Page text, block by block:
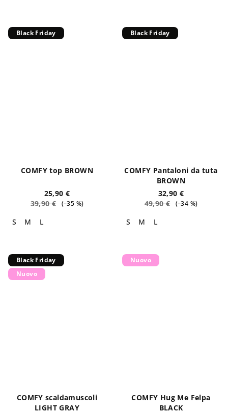
Black Friday
COMFY top BROWN
25,90 €
39,90 €
(–35 %)
S M L
Black Friday
COMFY Pantaloni da tuta
BROWN
32,90 €
49,90 €
(–34 %)
S M L
Black Friday
Nuovo
COMFY scaldamuscoli
LIGHT GRAY
Nuovo
COMFY Hug Me Felpa
BLACK